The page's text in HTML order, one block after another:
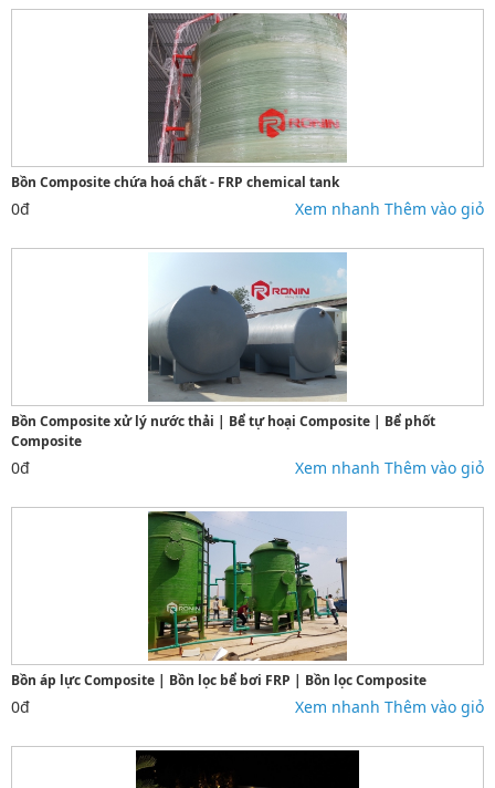
Bồn Composite chứa hoá chất - FRP chemical tank
0đ Xem nhanh Thêm vào giỏ
Bồn Composite xử lý nước thải | Bể tự hoại Composite | Bể phốt
Composite
0đ Xem nhanh Thêm vào giỏ
Bồn áp lực Composite | Bồn lọc bể bơi FRP | Bồn lọc Composite
0đ Xem nhanh Thêm vào giỏ